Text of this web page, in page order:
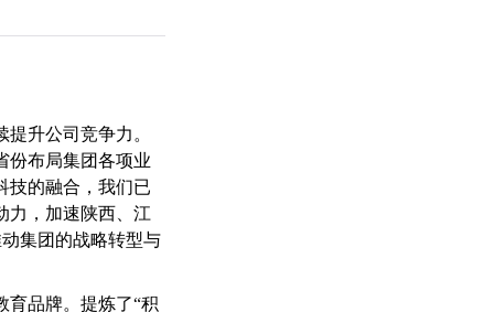
升公司竞争力。
份布局集团各项业
技的融合，我们已
力，加速陕西、江
集团的战略转型与
育品牌。提炼了“积